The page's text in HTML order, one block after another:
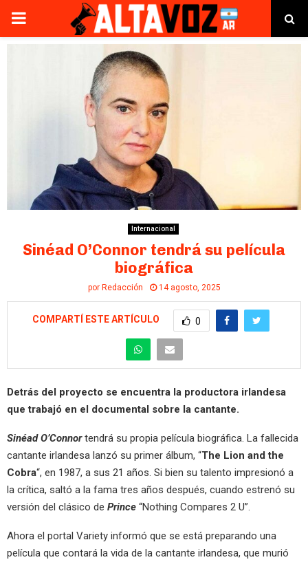
PRIMARY
Internacional
Sinéad O’Connor tendrá su película
biográfica
por Redacción 14 agosto, 2025
COMPARTÍ ESTE ARTÍCULO 0
Detrás del proyecto se encuentra la productora irlandesa
que trabajó en el documental sobre la cantante.
Sinéad O’Connortendrá su propia película biográfica. La fallecida
cantante irlandesa lanzó su primer álbum, “The Lion and the
Cobra“, en 1987, a sus 21 años. Si bien su talento impresionó a
la crítica, saltó a la fama tres años después, cuando estrenó su
versión del clásico de Prince “Nothing Compares 2 U”.
Ahora el portal Variety informó que se está preparando una
película que contará la vida de la cantante irlandesa, que murió